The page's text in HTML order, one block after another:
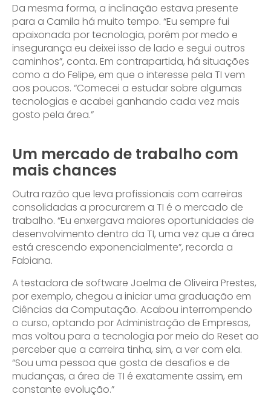
Da mesma forma, a inclinação estava presente
para a Camila há muito tempo. “Eu sempre fui
apaixonada por tecnologia, porém por medo e
insegurança eu deixei isso de lado e segui outros
caminhos”, conta. Em contrapartida, há situações
como a do Felipe, em que o interesse pela TI vem
aos poucos. “Comecei a estudar sobre algumas
tecnologias e acabei ganhando cada vez mais
gosto pela área.”
Um mercado de trabalho com
mais chances
Outra razão que leva profissionais com carreiras
consolidadas a procurarem a TI é o mercado de
trabalho. “Eu enxergava maiores oportunidades de
desenvolvimento dentro da TI, uma vez que a área
está crescendo exponencialmente”, recorda a
Fabiana.
A testadora de software Joelma de Oliveira Prestes,
por exemplo, chegou a iniciar uma graduação em
Ciências da Computação. Acabou interrompendo
o curso, optando por Administração de Empresas,
mas voltou para a tecnologia por meio do Reset ao
perceber que a carreira tinha, sim, a ver com ela.
“Sou uma pessoa que gosta de desafios e de
mudanças, a área de TI é exatamente assim, em
constante evolução.”